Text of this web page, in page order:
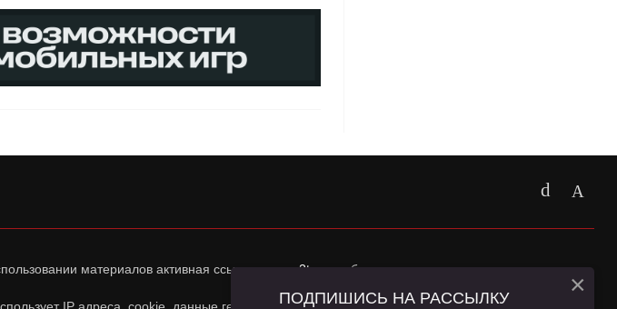
материалов активная ссылка наapp2top.ruобязательна.
IP адреса, cookie, данные геолокации Пользователей сайта и сервис «Яндекс
ПОДПИШИСЬ НА РАССЫЛКУ ×